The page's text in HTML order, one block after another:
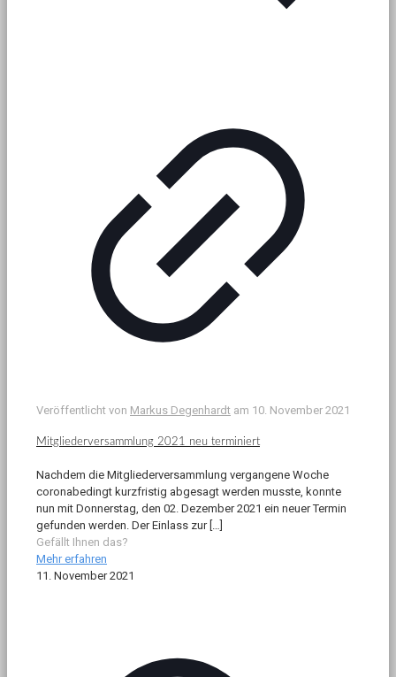
Veröffentlicht von Markus Degenhardt am 10. November 2021
Mitgliederversammlung 2021 neu terminiert
Nachdem die Mitgliederversammlung vergangene Woche
coronabedingt kurzfristig abgesagt werden musste, konnte
nun mit Donnerstag, den 02. Dezember 2021 ein neuer Termin
gefunden werden. Der Einlass zur[…]
Gefällt Ihnen das?
Mehr erfahren
11. November 2021